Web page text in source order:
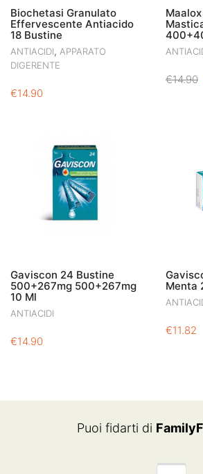
Biochetasi Granulato
Effervescente Antiacido
18 Bustine
ANTIACIDI, APPARATO
DIGERENTE
€14.90
€14.90
Gaviscon 24 Bustine
500+267mg 500+267mg
10 Ml
ANTIACIDI
€14.90
Menta
€11.82
Puoi fidarti di